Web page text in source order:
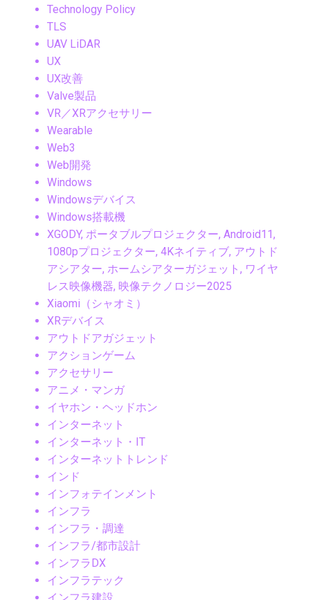
Technology Policy
TLS
UAV LiDAR
UX
UX改善
Valve製品
VR／XRアクセサリー
Wearable
Web3
Web開発
Windows
Windowsデバイス
Windows搭載機
XGODY, ポータブルプロジェクター, Android11,
1080pプロジェクター, 4Kネイティブ, アウトド
アシアター, ホームシアターガジェット, ワイヤ
レス映像機器, 映像テクノロジー2025
Xiaomi（シャオミ）
XRデバイス
アウトドアガジェット
アクションゲーム
アクセサリー
アニメ・マンガ
イヤホン・ヘッドホン
インターネット
インターネット・IT
インターネットトレンド
インド
インフォテインメント
インフラ
インフラ・調達
インフラ/都市設計
インフラDX
インフラテック